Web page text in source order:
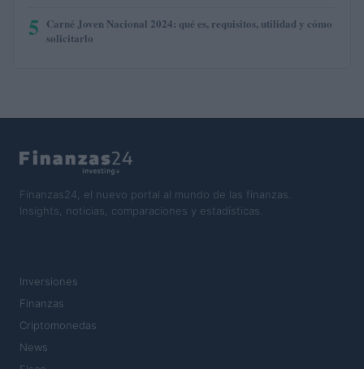
5 Carné Joven Nacional 2024: qué es, requisitos, utilidad y cómo
solicitarlo
Finanzas24, el nuevo portal al mundo de las finanzas.
Insights, noticias, comparaciones y estadísticas.
Inversiones
Finanzas
Criptomonedas
News